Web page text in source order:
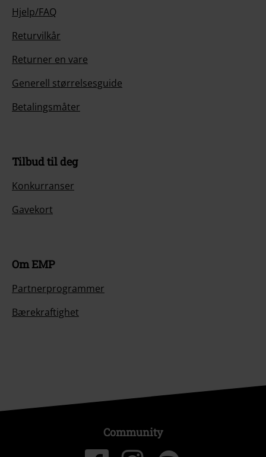
Hjelp/FAQ
Returvilkår
Returner en vare
Generell størrelsesguide
Betalingsmåter
Tilbud til deg
Konkurranser
Gavekort
Om EMP
Partnerprogrammer
Bærekraftighet
Community